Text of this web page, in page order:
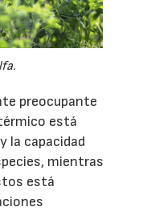
preocupante
está
la capacidad
mientras
está